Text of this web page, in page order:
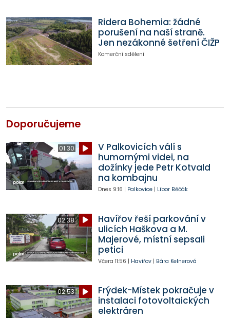
Ridera Bohemia: žádné
porušení na naší straně.
Jen nezákonné šetření ČIŽP
Komerční sdělení
Doporučujeme
01:30
V Palkovicích válí s
humornými videi, na
dožínky jede Petr Kotvald
na kombajnu
Dnes 9:16 | Palkovice| Libor Běčák
02:38
Havířov řeší parkování v
ulicích Haškova a M.
Majerové, místní sepsali
petici
Včera 11:56 | Havířov| Bára Kelnerová
02:53
Frýdek-Místek pokračuje v
instalaci fotovoltaických
elektráren